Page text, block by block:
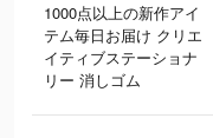
1000点以上の新作アイ
テム毎日お届け クリエ
イティブステーショナ
リー 消しゴム